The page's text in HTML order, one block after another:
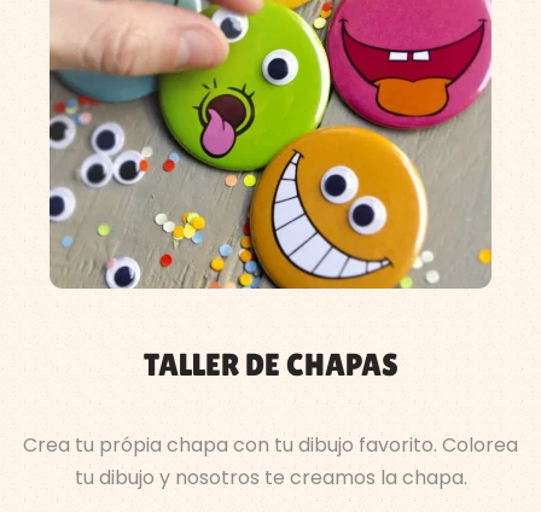
TALLER DE CHAPAS
Crea tu própia chapa con tu dibujo favorito. Colorea
tu dibujo y nosotros te creamos la chapa.